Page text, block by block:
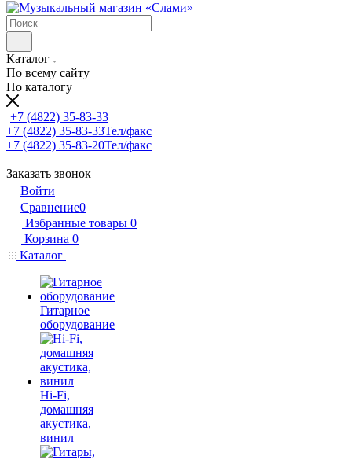
Каталог
По всему сайту
По каталогу
+7 (4822) 35-83-33
+7 (4822) 35-83-33Тел/факс
+7 (4822) 35-83-20Тел/факс
Заказать звонок
Войти
Сравнение0
Избранные товары 0
Корзина 0
Каталог
Гитарное
оборудование
Hi-Fi,
домашняя
акустика,
винил